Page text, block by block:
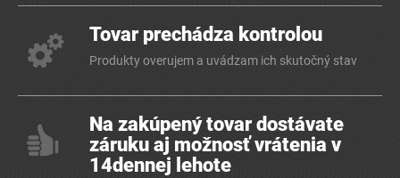
Tovar prechádza kontrolou
Produkty overujem a uvádzam ich skutočný stav
Na zakúpený tovar dostávate
záruku aj možnosť vrátenia v
14dennej lehote